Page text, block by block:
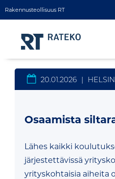
Rakennusteollisuus RT
20.01.2026 |
Osaamista
Lähes kaikki
järjestettävissä
yrityskohtaisia aiheita